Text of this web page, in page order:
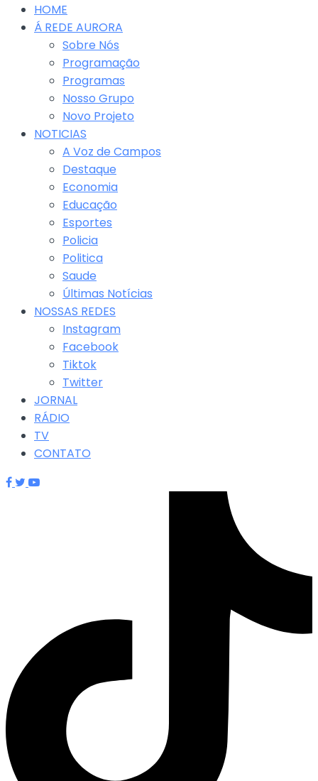
HOME
Á REDE AURORA
Sobre Nós
Programação
Programas
Nosso Grupo
Novo Projeto
NOTICIAS
A Voz de Campos
Destaque
Economia
Educação
Esportes
Policia
Politica
Saude
Últimas Notícias
NOSSAS REDES
Instagram
Facebook
Tiktok
Twitter
JORNAL
RÁDIO
TV
CONTATO